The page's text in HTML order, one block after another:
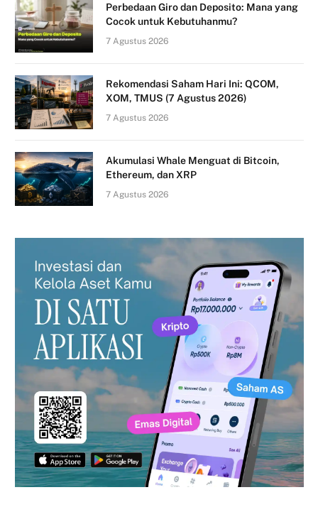
Perbedaan Giro dan Deposito: Mana yang
Cocok untuk Kebutuhanmu?
7 Agustus 2026
Rekomendasi Saham Hari Ini: QCOM,
XOM, TMUS (7 Agustus 2026)
7 Agustus 2026
Akumulasi Whale Menguat di Bitcoin,
Ethereum, dan XRP
7 Agustus 2026